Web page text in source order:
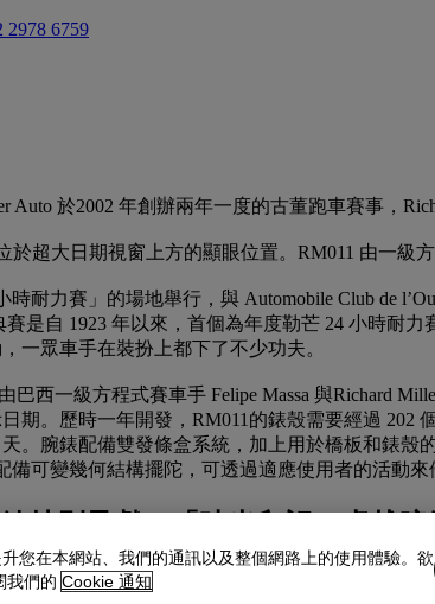
2978 6759
Auto 於2002 年創辦兩年一度的古董跑車賽事，
位於超大日期視窗上方的顯眼位置。RM011 由一
時耐力賽」的場地舉行，與 Automobile Club de
賽是自 1923 年以來，首個為年度勒芒 24 小時耐
一眾車手在裝扮上都下了不少功夫。
巴西一級方程式賽車手 Felipe Massa 與Richard
期。歷時一年開發，RM011的錶殼需要經過 202
。腕錶配備雙發條盒系統，加上用於橋板和錶
備可變幾何結構擺陀，可透過適應使用者的活動
您在本網站、我們的通訊以及整個網路上的使用體驗。欲
我們的 Cookie 通知